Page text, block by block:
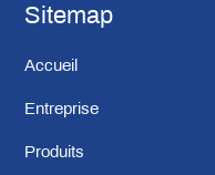
Sitemap
Accueil
Entreprise
Produits